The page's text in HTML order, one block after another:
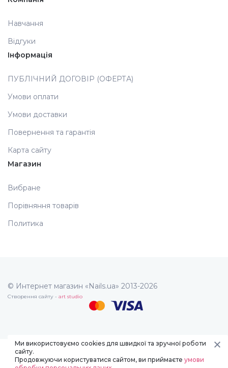
Навчання
Відгуки
Інформація
ПУБЛІЧНИЙ ДОГОВІР (ОФЕРТА)
Умови оплати
Умови доставки
Повернення та гарантія
Карта сайту
Магазин
Вибране
Порівняння товарів
Политика
© Интернет магазин «Nails.ua» 2013-2026
Створення сайту - art studio
Ми використовуємо cookies для швидкої та зручної роботи
сайту.
Продовжуючи користуватися сайтом, ви приймаєте умови